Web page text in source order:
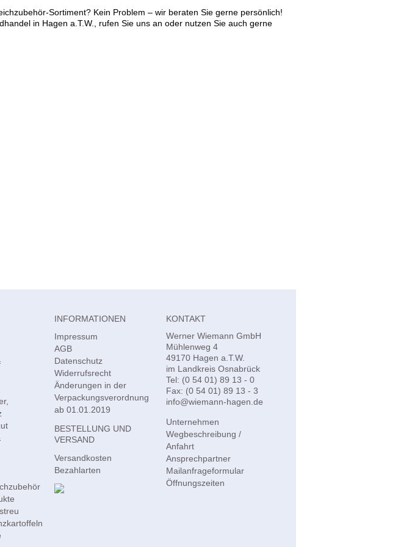
Sortiment? Kein Problem – wir beraten Sie gerne persönlich!
in Hagen a.T.W., rufen Sie uns an oder nutzen Sie auch gerne
INFORMATIONEN
Impressum
AGB
Datenschutz
Widerrufsrecht
Änderungen in der
Verpackungsverordnung
ab 01.01.2019
BESTELLUNG UND
VERSAND
Versandkosten
Bezahlarten
KONTAKT
Werner Wiemann GmbH
Mühlenweg 4
49170 Hagen a.T.W.
im Landkreis Osnabrück
Tel: (0 54 01) 89 13 - 0
Fax: (0 54 01) 89 13 - 3
info
_at_
wiemann-hagen.de
Unternehmen
Wegbeschreibung /
Anfahrt
Ansprechpartner
Mailanfrageformular
Öffnungszeiten